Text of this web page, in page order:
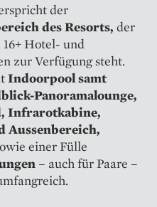
der
des Resorts, der
Hotel- und
zur Verfügung steht.
Indoorpool samt
Panoramalounge,
Infrarotkabine,
Aussenbereich,
einer Fülle
– auch für Paare –